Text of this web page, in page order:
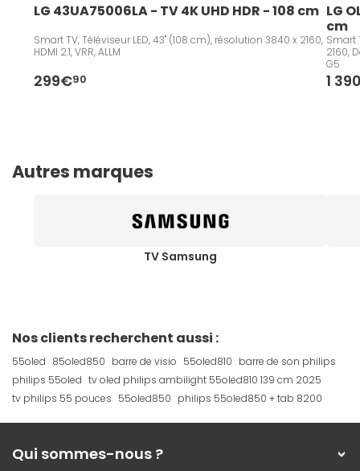
LG 43UA75006LA - TV 4K UHD HDR - 108 cm
Smart TV, Téléviseur LED, 43" (108 cm), résolution 3840 x 2160,
HDMI 2.1, VRR, ALLM
299€90
LG
cm
Smart
2160,
G5
1
Autres marques
TV Samsung
Nos clients recherchent aussi :
55oled 85oled850 barre de visio 55oled810 barre de son philips
philips 55oled tv oled philips ambilight 55oled810 139 cm 2025
tv philips 55 pouces 55oled850 philips 55oled850 + tab 8200
Qui sommes-nous ?